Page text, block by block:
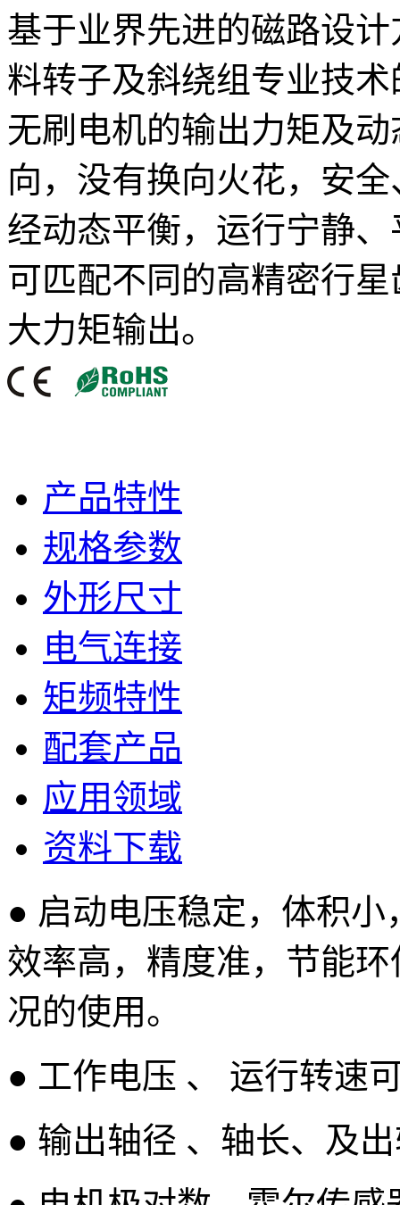
基于业界先进的磁路设
料转子及斜绕组专业技
无刷电机的输出力矩及
向，没有换向火花，安
经动态平衡，运行宁静、
可匹配不同的高精密行
大力矩输出。
产品特性
规格参数
外形尺寸
电气连接
矩频特性
配套产品
应用领域
资料下载
● 启动电压稳定，体积
效率高，精度准，节能
况的使用。
● 工作电压 、 运行转速
● 输出轴径 、轴长、及